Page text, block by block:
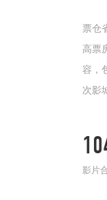
票仓
高票
容，
次影
影片